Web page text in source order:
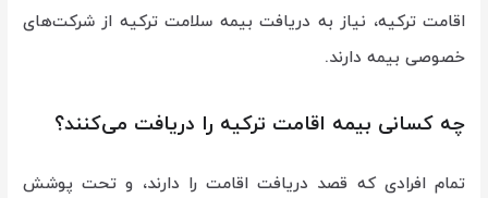
اقامت ترکیه، نیاز به دریافت بیمه سلامت ترکیه از شرکت‌های
خصوصی بیمه دارند.
چه کسانی بیمه اقامت ترکیه را دریافت می‌کنند؟
تمام افرادی که قصد دریافت اقامت را دارند، و تحت پوشش